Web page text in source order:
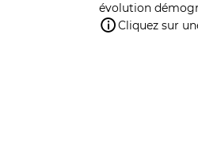
évolution
Cliquez sur